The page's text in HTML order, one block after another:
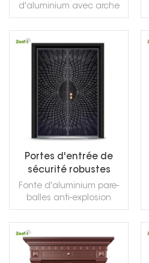
Nigeria
d'aluminium avec arche
et montant de porte pour
porte principale extérieure
LIRE LA SUITE
Portes d'entrée de
sécurité robustes
noires résidentielles
Fonte d'aluminium pare-
balles anti-explosion
résistant à la lumière de
haute qualité
LIRE LA SUITE